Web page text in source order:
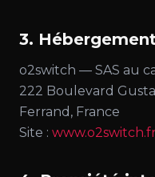
3.
o2switch — SAS au
222 Boulevard
Ferrand, France
Site :